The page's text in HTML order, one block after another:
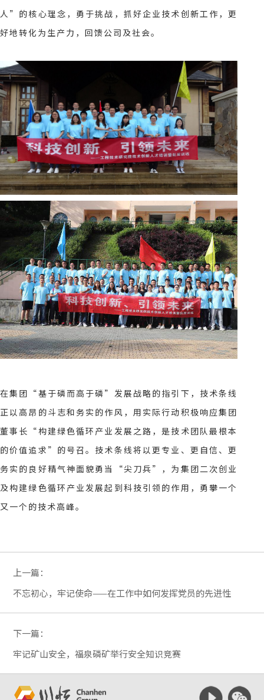
人”的核心理念，勇于挑战，抓好企业技术创新工作，更
好地转化为生产力，回馈公司及社会。
在集团“基于磷而高于磷”发展战略的指引下，技术条线
正以高昂的斗志和务实的作风，用实际行动积极响应集团
董事长“构建绿色循环产业发展之路，是技术团队最根本
的价值追求”的号召。技术条线将以更专业、更自信、更
务实的良好精气神面貌勇当“尖刀兵”， 为集团二次创业
及构建绿色循环产业发展起到科技引领的作用， 勇攀一个
又一个的技术高峰。
上一篇：
不忘初心，牢记使命——在工作中如何发挥党员的先进性
下一篇：
牢记矿山安全，福泉磷矿举行安全知识竞赛